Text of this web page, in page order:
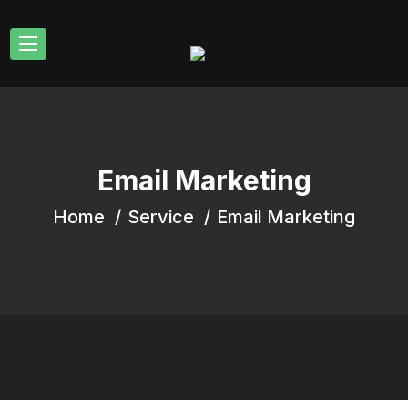
Email Marketing
Home Service Email Marketing